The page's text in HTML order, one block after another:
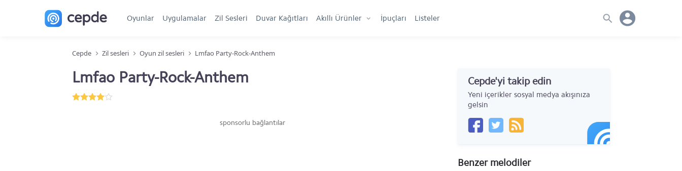
Oyunlar Uygulamalar Zil Sesleri Duvar Kağıtları Akıllı Ürünler İpuçları Listeler
Cepde Zil sesleri Oyun zil sesleri Lmfao Party-Rock-Anthem
Lmfao Party-Rock-Anthem
sponsorlu bağlantılar
Cepde'yi takip edin
Yeni içerikler sosyal medya akışınıza
gelsin
Benzer melodiler